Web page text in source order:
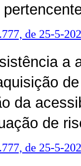
de 25-5-
a
da
de
de 25-5-